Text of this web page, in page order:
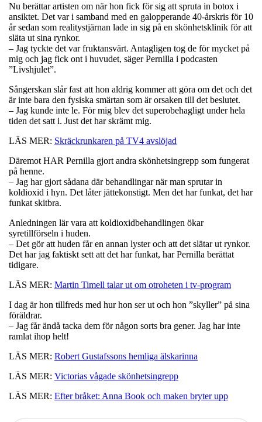
Nu berättar artisten om när hon fick för sig att spruta in botox i
ansiktet. Det var i samband med en galopperande 40-årskris för 10
år sedan som realitystjärnan lade in sig på en skönhetsklinik för att
släta ut sina rynkor.
– Jag tyckte det var fruktansvärt. Antagligen tog de för mycket på
mig och jag fick ont i huvudet, säger Pernilla i podcasten
”Livshjulet”.
Sångerskan slår fast att hon aldrig kommer att göra om det och det
är inte bara den fysiska smärtan som är orsaken till det beslutet.
– Jag kunde inte le. För mig blev det superobehagligt under hela
tiden det satt i. Just det har skrämt mig.
LÄS MER: Skräckrunkaren på TV4 avslöjad
Däremot HAR Pernilla gjort andra skönhetsingrepp som fungerat
på henne.
– Jag har gjort sådana där behandlingar när man sprutar in
koldioxid i hyn. Det låter jättekonstigt. Men det har funkat, det har
funkat skitbra.
Anledningen lär vara att koldioxidbehandlingen ökar
syretillförseln i huden.
– Det gör att huden får en annan lyster och att det slätar ut rynkor.
Det har jag faktiskt sett att det har funkat, har Pernilla berättat
tidigare.
LÄS MER: Martin Timell talar ut om otroheten i tv-program
I dag är hon tillfreds med hur hon ser ut och hon ”skyller” på sina
föräldrar.
– Jag får ändå tacka dem för någon sorts bra gener. Jag har inte
ramlat ihop helt!
LÄS MER: Robert Gustafssons hemliga älskarinna
LÄS MER: Victorias vågade skönhetsingrepp
LÄS MER: Efter bråket: Anna Book och maken bryter upp